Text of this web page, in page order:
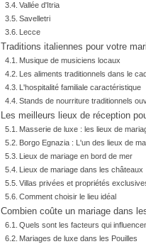
Vallée d'Itria
Savelletri
Lecce
Traditions italiennes pour votre
Musique de musiciens locaux
Les aliments traditionnels dans le
L'hospitalité familiale caractéristique
Stands de nourriture traditionnels
Les meilleurs lieux de réception
Masserie de luxe : les lieux de
Borgo Egnazia : L'un des lieux de
Lieux de mariage en bord de mer
Lieux de mariage dans les châteaux
Villas privées et propriétés
Comment choisir le lieu idéal
Combien coûte un mariage dans
Quels sont les facteurs qui
Mariages de luxe dans les Pouilles